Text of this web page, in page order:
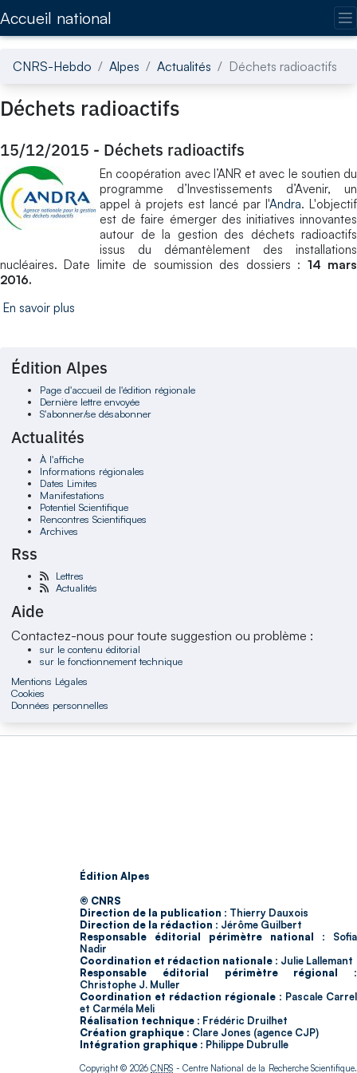
Accueil national
CNRS-Hebdo Alpes Actualités Déchets radioactifs
Déchets radioactifs
15/12/2015 - Déchets radioactifs
En coopération avec l’ANR et avec le soutien du
programme d’Investissements d’Avenir, un
appel à projets est lancé par l'Andra. L'objectif
est de faire émerger des initiatives innovantes
autour de la gestion des déchets radioactifs
issus du démantèlement des installations
nucléaires. Date limite de soumission des dossiers : 14 mars
2016.
En savoir plus
Édition Alpes
Page d'accueil de l'édition régionale
Dernière lettre envoyée
S'abonner/se désabonner
Actualités
À l'affiche
Informations régionales
Dates Limites
Manifestations
Potentiel Scientifique
Rencontres Scientifiques
Archives
Rss
Lettres
Actualités
Aide
Contactez-nous pour toute suggestion ou problème :
sur le contenu éditorial
sur le fonctionnement technique
Mentions Légales
Cookies
Données personnelles
Édition Alpes
© CNRS
Direction de la publication : Thierry Dauxois
Direction de la rédaction : Jérôme Guilbert
Responsable éditorial périmètre national : Sofia
Nadir
Coordination et rédaction nationale : Julie Lallemant
Responsable éditorial périmètre régional :
Christophe J. Muller
Coordination et rédaction régionale : Pascale Carrel
et Carméla Meli
Réalisation technique : Frédéric Druilhet
Création graphique : Clare Jones (agence CJP)
Intégration graphique : Philippe Dubrulle
Copyright © 2026CNRS - Centre National de la Recherche Scientifique.